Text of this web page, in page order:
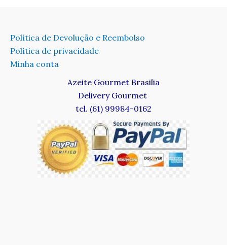
Política de Devolução e Reembolso
Política de privacidade
Minha conta
Azeite Gourmet Brasilia
Delivery Gourmet
tel. (61) 99984-0162